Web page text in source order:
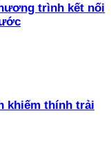
trình kết nối
khiếm thính trải